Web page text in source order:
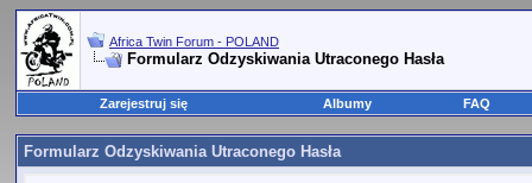
Africa Twin Forum - POLAND
Formularz Odzyskiwania Utraconego Hasła
Zarejestruj się Albumy FAQ
Formularz Odzyskiwania Utraconego Hasła